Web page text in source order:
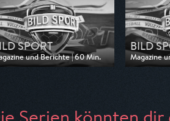
SPORT
und Berichte | 60 Min.
von WELT
BILD
Magazine